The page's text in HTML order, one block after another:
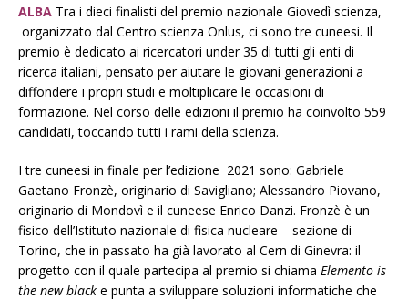
ALBA Tra i dieci finalisti del premio nazionale Giovedì scienza,
organizzato dal Centro scienza Onlus, ci sono tre cuneesi. Il
premio è dedicato ai ricercatori under 35 di tutti gli enti di
ricerca italiani, pensato per aiutare le giovani generazioni a
diffondere i propri studi e moltiplicare le occasioni di
formazione. Nel corso delle edizioni il premio ha coinvolto 559
candidati, toccando tutti i rami della scienza.
I tre cuneesi in finale per l’edizione 2021 sono: Gabriele
Gaetano Fronzè, originario di Savigliano; Alessandro Piovano,
originario di Mondovì e il cuneese Enrico Danzi. Fronzè è un
fisico dell’Istituto nazionale di fisica nucleare – sezione di
Torino, che in passato ha già lavorato al Cern di Ginevra: il
progetto con il quale partecipa al premio si chiama Elemento is
the new black e punta a sviluppare soluzioni informatiche che